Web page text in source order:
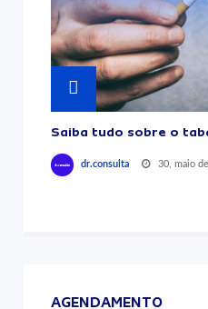
Saiba tudo sobre o
dr.consulta 30, maio
AGENDAMENTO